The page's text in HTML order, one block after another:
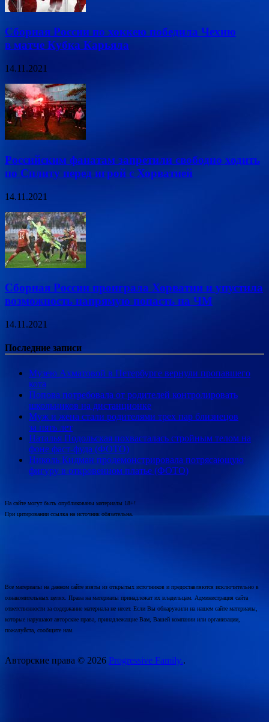
Сборная России по хоккею победила Чехию
в матче Кубка Карьяла
14.11.2021
Российским фанатам запретили свободно ходить
по Сплиту перед игрой с Хорватией
14.11.2021
Сборная России проиграла Хорватии и упустила
возможность напрямую попасть на ЧМ
14.11.2021
Последние записи
Музею Ахматовой в Петербурге вернули пропавшего
кота
Попова потребовала от родителей контролировать
школьников на дистанционке
Муж и жена стали родителями трех пар близнецов
за пять лет
Наталья Подольская похвасталась стройным телом на
фоне фаст-фуда (ФОТО)
Николь Кидман продемонстрировала потрясающую
фигуру в откровенном платье (ФОТО)
На сайте могут быть опубликованы материалы 18+!
При цитировании ссылка на источник обязательна.
Все материалы на данном сайте взяты из открытых источников и предоставляются исключительно в
ознакомительных целях. Права на материалы принадлежат их владельцам. Администрация сайта
ответственности за содержание материала не несет. Если Вы обнаружили на нашем сайте материалы,
которые нарушают авторские права, принадлежащие Вам, Вашей компании или организации,
пожалуйста, сообщите нам.
Авторские права © 2026 Progressive Family..